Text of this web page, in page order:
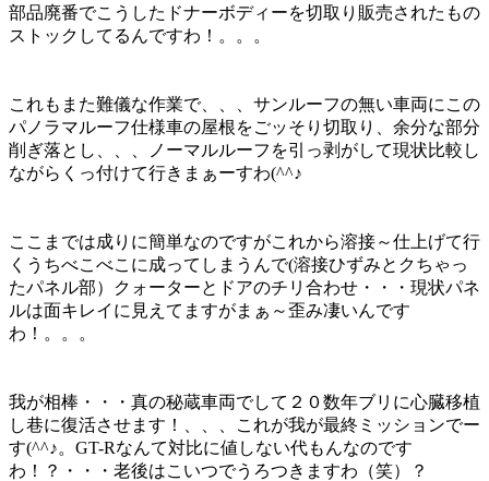
部品廃番でこうしたドナーボディーを切取り販売されたもの
ストックしてるんですわ！。。。
これもまた難儀な作業で、、、サンルーフの無い車両にこの
パノラマルーフ仕様車の屋根をごッそり切取り、余分な部分
削ぎ落とし、、、ノーマルルーフを引っ剥がして現状比較し
ながらくっ付けて行きまぁーすわ(^^♪
ここまでは成りに簡単なのですがこれから溶接～仕上げて行
くうちべこべこに成ってしまうんで(溶接ひずみとクちゃっ
たパネル部）クォーターとドアのチリ合わせ・・・現状パネ
ルは面キレイに見えてますがまぁ～歪み凄いんです
わ！。。。
我が相棒・・・真の秘蔵車両でして２０数年ブリに心臓移植
し巷に復活させます！、、、これが我が最終ミッションでー
す(^^♪。GT-Rなんて対比に値しない代もんなのです
わ！？・・・老後はこいつでうろつきますわ（笑）？